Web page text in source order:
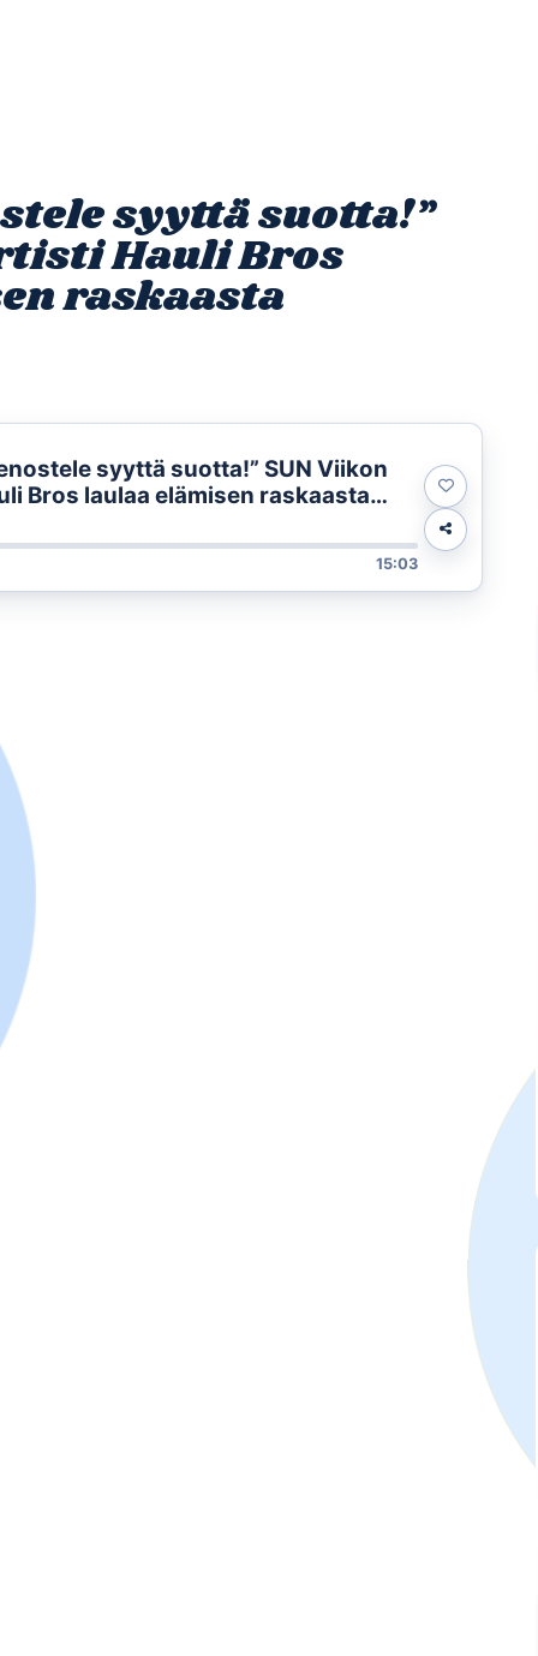
syyttä suotta!”
Hauli Bros
raskaasta
syyttä suotta!” SUN Viikon
Bros laulaa elämisen raskaasta
15:03